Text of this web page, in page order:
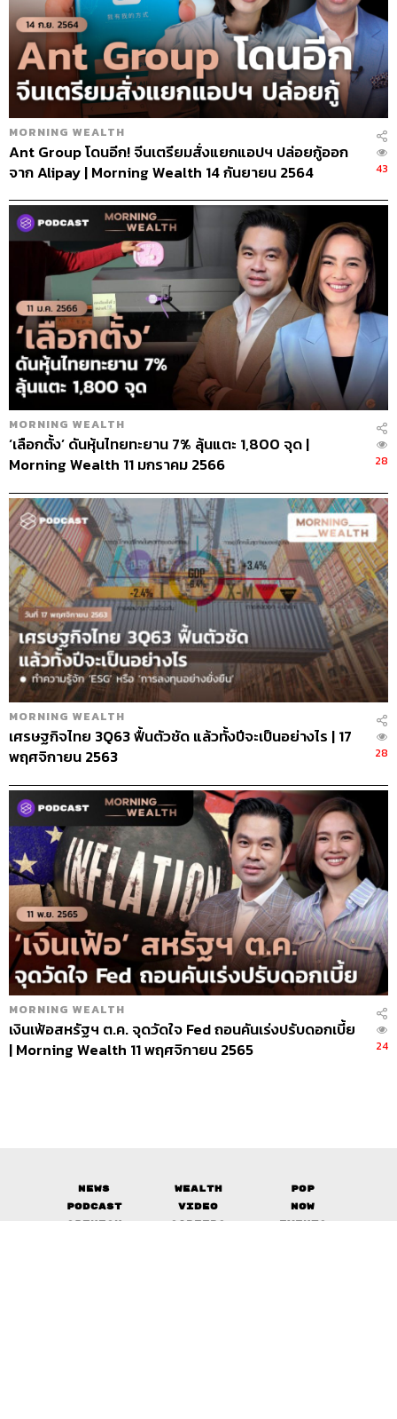
MORNING WEALTH
Ant Group โดนอีก! จีนเตรียมสั่งแยกแอปฯ ปล่อยกู้ออก
จาก Alipay | Morning Wealth 14 กันยายน 2564
43
MORNING WEALTH
‘เลือกตั้ง’ ดันหุ้นไทยทะยาน 7% ลุ้นแตะ 1,800 จุด |
Morning Wealth 11 มกราคม 2566
28
MORNING WEALTH
เศรษฐกิจไทย 3Q63 ฟื้นตัวชัด แล้วทั้งปีจะเป็นอย่างไร | 17
พฤศจิกายน 2563
28
MORNING WEALTH
เงินเฟ้อสหรัฐฯ ต.ค. จุดวัดใจ Fed ถอนคันเร่งปรับดอกเบี้ย
| Morning Wealth 11 พฤศจิกายน 2565
24
News Wealth
Pop
Podcast
Video
Now
Opinion
Careers
Events